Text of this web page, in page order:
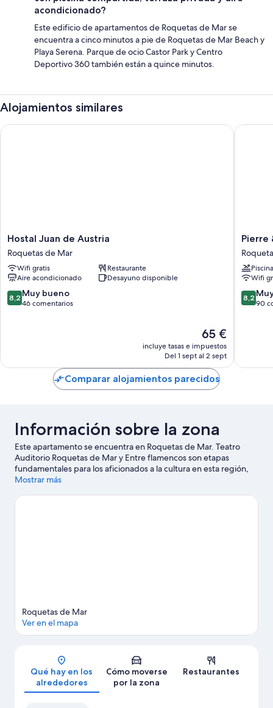
acondicionado?
Este edificio de apartamentos de Roquetas de Mar se
encuentra a cinco minutos a pie de Roquetas de Mar Beach y
Playa Serena. Parque de ocio Castor Park y Centro
Deportivo 360 también están a quince minutos.
Alojamientos similares
Hostal
Juan
de
Austria
Roquetas
de
Mar
Hostal Juan de Austria
Roquetas de Mar
Wifi gratis
Restaurante
Aire acondicionado
Desayuno disponible
8.2
sobre
8,2 Muy bueno
46 comentarios
El
precio
actual
de
65 €
65 €
incluye tasas e impuestos
Del 1 sept al 2 sept
Hostal Juan de Austria
Pierre
&
Almería
de
Mar
Pierre
Piscina
Wifi
8.2
sobre
8,2
90
Pierre &
Comparar alojamientos parecidos
Información sobre la zona
Este apartamento se encuentra en Roquetas de Mar. Teatro
Auditorio Roquetas de Mar y Entre flamencos son etapas
fundamentales para los aficionados a la cultura en esta región,
donde también puedes acercarte a lugares emblemáticos como
Parque de ocio Castor Park y Parque acuático Mario Park
Mostrar más
Mapa
Roquetas de Mar
Ver en el mapa
Qué hay en los
alrededores
Cómo moverse
por la zona
Restaurantes